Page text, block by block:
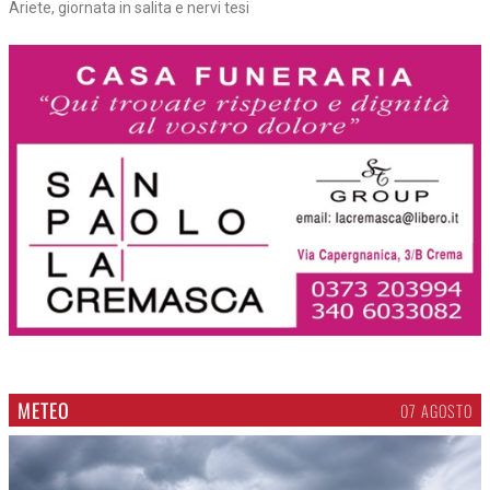
Ariete, giornata in salita e nervi tesi
METEO 07 AGOSTO